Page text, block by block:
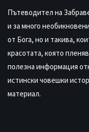
Пътеводител на
и за много
от Бога, но и такива,
красотата, която
полезна информация
истински човешки
материал.